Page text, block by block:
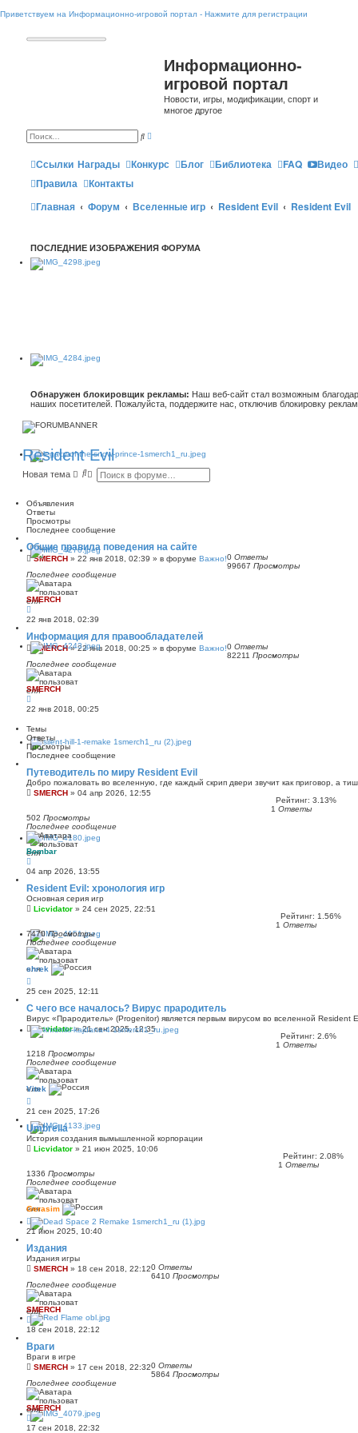
Приветствуем на Информационно-игровой портал - Нажмите для регистрации
Информационно-
игровой портал
Новости, игры, модификации, спорт и
многое другое
П
с
к и
н
ы
и
Ссылки Награды Конкурс Блог Библиотека FAQ
Видео
Правила
Контакты
Главная
Форум Вселенные игр Resident Evil Resident Evil
ПОСЛЕДНИЕ ИЗОБРАЖЕНИЯ ФОРУМА
Обнаружен блокировщик рекламы: Наш веб-сайт стал возможным
наших посетителей. Пожалуйста, поддержите нас, отключив блокировку
Resident Evil
Новая тема
П Р
е
н
ы
п
к
Объявления
Ответы
Просмотры
Последнее сообщение
Общие правила поведения на сайте
SMERCH » 22 янв 2018, 02:39 » в форуме Важно!0 Ответы
99667 Просмотры
Последнее сообщение
SMERCH
22 янв 2018, 02:39
Информация для правообладателей
SMERCH»22 янв 2018, 00:25 » в форуме Важно!0 Ответы
82211 Просмотры
Последнее сообщение
SMERCH
22 янв 2018, 00:25
Темы
Ответы
Просмотры
Последнее сообщение
Путеводитель по миру Resident Evil
Добро пожаловать во вселенную, где каждый скрип двери звучит как приговор, а
SMERCH » 04 апр 2026, 12:55
Рейтинг: 3.13%
1 Ответы
502 Просмотры
Последнее сообщение
Bombar
04 апр 2026, 13:55
Resident Evil: хронология игр
Основная серия игр
Licvidator » 24 сен 2025, 22:51
Рейтинг: 1.56%
1 Ответы
7470Просмотры
Последнее сообщение
shrek
25 сен 2025, 12:11
С чего все началось? Вирус прародитель
Вирус «Прародитель» (Progenitor) является первым вирусом во вселенной Resident
Licvidator»21 сен 2025, 12:35
Рейтинг: 2.6%
1 Ответы
1218 Просмотры
Последнее сообщение
Vitek
21 сен 2025, 17:26
Umbrella
История создания вымышленной корпорации
Licvidator » 21 июн 2025, 10:06
Рейтинг: 2.08%
1 Ответы
1336 Просмотры
Последнее сообщение
Gerasim
21 июн 2025, 10:40
Издания
Издания игры
SMERCH » 18 сен 2018, 22:120 Ответы
6410 Просмотры
Последнее сообщение
SMERCH
18 сен 2018, 22:12
Враги
Враги в игре
SMERCH » 17 сен 2018, 22:320 Ответы
5864 Просмотры
Последнее сообщение
SMERCH
17 сен 2018, 22:32